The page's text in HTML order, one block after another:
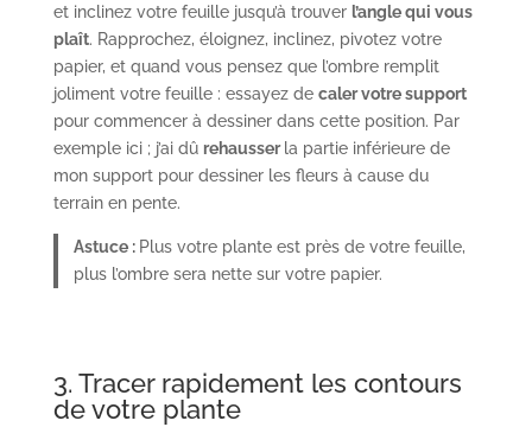
et inclinez votre feuille jusqu’à trouver l’angle qui vous
plaît. Rapprochez, éloignez, inclinez, pivotez votre
papier, et quand vous pensez que l’ombre remplit
joliment votre feuille : essayez de caler votre support
pour commencer à dessiner dans cette position. Par
exemple ici ; j’ai dû rehausser la partie inférieure de
mon support pour dessiner les fleurs à cause du
terrain en pente.
Astuce : Plus votre plante est près de votre feuille,
plus l’ombre sera nette sur votre papier.
3. Tracer rapidement les contours
de votre plante